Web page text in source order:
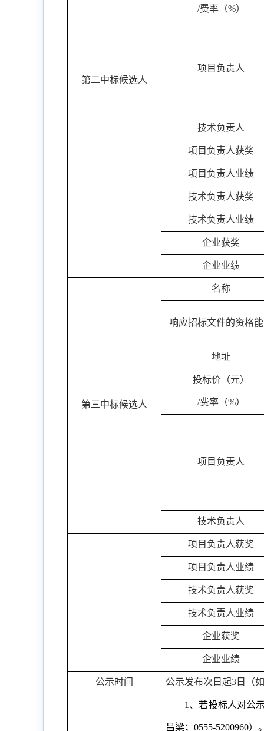
第二中标候选人
/费率（%）
项目负责人
技术负责人
项目负责人获奖
项目负责人业绩
技术负责人获奖
技术负责人业绩
企业获奖
企业业绩
第三中标候选人
名称
响应招标文件的资格
地址
投标价（元）
/费率（%）
项目负责人
技术负责人
项目负责人获奖
项目负责人业绩
技术负责人获奖
技术负责人业绩
企业获奖
企业业绩
公示时间 公示发布次日起3 日（
1 、若投标人对公
吕梁；0555-5200960）